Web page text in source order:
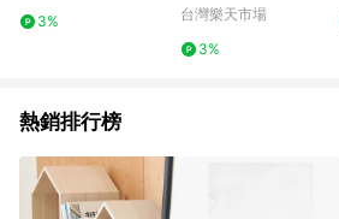
【APP滿額下單10%點
3%
噴墨標籤 12x30mm 2
單10%點數(單一帳號最
台灣樂天市場
3%
熱銷排行榜